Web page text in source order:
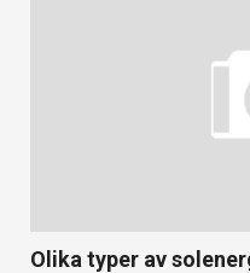
Olika typer av